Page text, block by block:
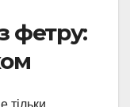
фетру:
тільки